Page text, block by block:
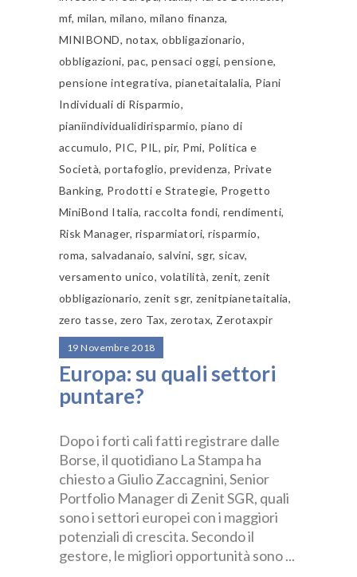
mf, milan,milano,milano finanza,
MINIBOND, notax,obbligazionario,
obbligazioni, pac,pensaci oggi,pensione,
pensione integrativa, pianetaitalalia, Piani
Individuali di Risparmio,
pianiindividualidirisparmio,piano di
accumulo, PIC, PIL , pir, Pmi, Politica e
Società,portafoglio, previdenza, Private
Banking, Prodotti e Strategie, Progetto
MiniBond Italia,raccolta fondi,rendimenti,
Risk Manager, risparmiatori,risparmio,
roma, salvadanaio, salvini, sgr, sicav,
versamento unico, volatilità, zenit,zenit
obbligazionario,zenit sgr, zenitpianetaitalia,
zero tasse, zero Tax, zerotax, Zerotaxpir
19 Novembre 2018
Europa: su quali settori
puntare?
Dopo i forti cali fatti registrare dalle
Borse, il quotidiano La Stampa ha
chiesto a Giulio Zaccagnini, Senior
Portfolio Manager di Zenit SGR, quali
sono i settori europei con i maggiori
potenziali di crescita. Secondo il
gestore, le migliori opportunità sono